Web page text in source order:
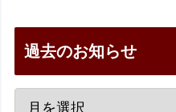
過去のお知らせ